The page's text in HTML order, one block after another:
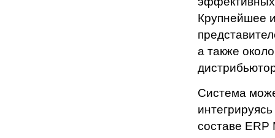
Крупнейшее
а также
Система
составе